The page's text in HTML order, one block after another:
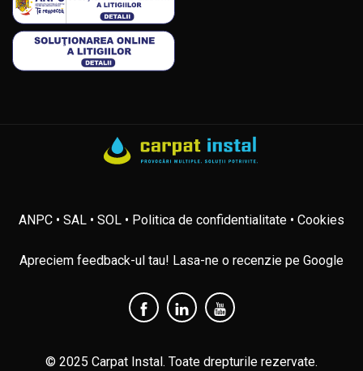
ANPC • SAL • SOL • Politica de confidentialitate • Cookies
Apreciem feedback-ul tau! Lasa-ne o recenzie pe Google
© 2025 Carpat Instal. Toate drepturile rezervate.